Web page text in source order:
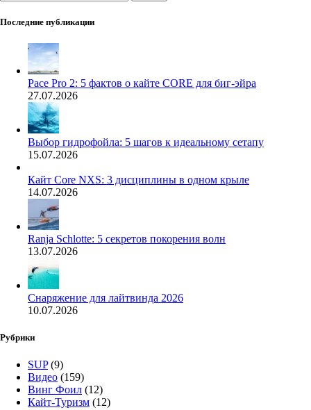
Последние публикации
Pace Pro 2: 5 фактов о кайте CORE для биг-эйра
27.07.2026
Выбор гидрофойла: 5 шагов к идеальному сетапу
15.07.2026
Кайт Core NXS: 3 дисциплины в одном крыле
14.07.2026
Ranja Schlotte: 5 секретов покорения волн
13.07.2026
Снаряжение для лайтвинда 2026
10.07.2026
Рубрики
SUP(9)
Видео (159)
Винг Фоил (12)
Кайт-Туризм (12)